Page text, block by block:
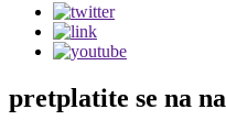
pretplatite se na